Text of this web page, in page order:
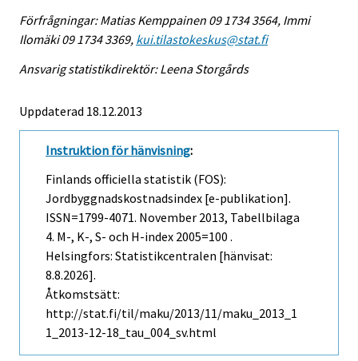
Förfrågningar: Matias Kemppainen 09 1734 3564, Immi
Ilomäki 09 1734 3369, kui.tilastokeskus@stat.fi
Ansvarig statistikdirektör: Leena Storgårds
Uppdaterad 18.12.2013
Instruktion för hänvisning:
Finlands officiella statistik (FOS):
Jordbyggnadskostnadsindex [e-publikation].
ISSN=1799-4071. November 2013, Tabellbilaga
4. M-, K-, S- och H-index 2005=100 .
Helsingfors: Statistikcentralen [hänvisat:
8.8.2026].
Åtkomstsätt:
http://stat.fi/til/maku/2013/11/maku_2013_1
1_2013-12-18_tau_004_sv.html